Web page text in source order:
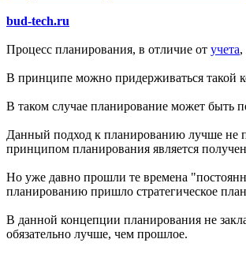
bud-tech.ru
Процесс планирования, в отличие от учета,
В принципе можно придерживаться такой
В таком случае планирование может быть
Данный подход к планированию лучше не
принципом планирования является
Но уже давно прошли те времена
планированию пришло стратегическое
В данной концепции планирования не
обязательно лучше, чем прошлое.